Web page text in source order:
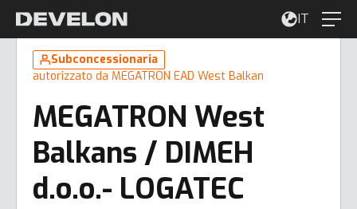
IT
Subconcessionaria
autorizzato da MEGATRON EAD West Balkan
MEGATRON West
Balkans / DIMEH
d.o.o.- LOGATEC